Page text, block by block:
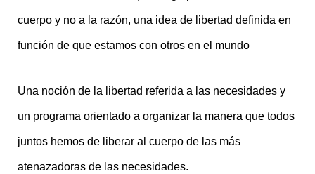
cuerpo y no a la razón, una idea de libertad definida en
función de que estamos con otros en el mundo
Una noción de la libertad referida a las necesidades y
un programa orientado a organizar la manera que todos
juntos hemos de liberar al cuerpo de las más
atenazadoras de las necesidades.